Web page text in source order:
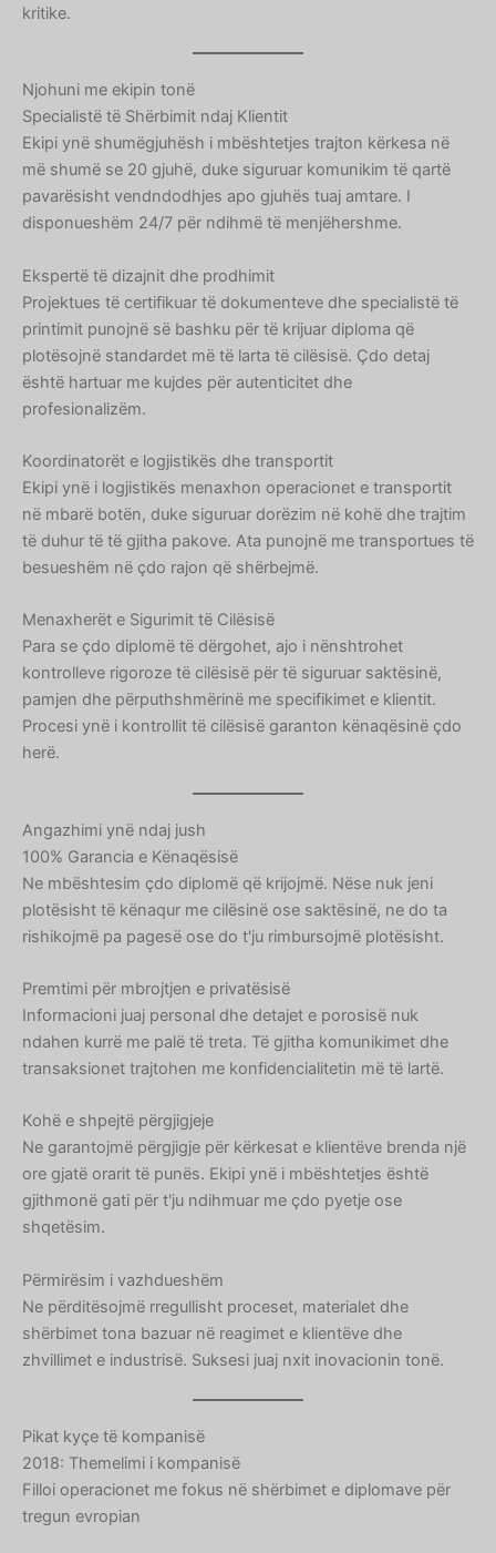
kritike.
Njohuni me ekipin tonë
Specialistë të Shërbimit ndaj Klientit
Ekipi ynë shumëgjuhësh i mbështetjes trajton kërkesa në
më shumë se 20 gjuhë, duke siguruar komunikim të qartë
pavarësisht vendndodhjes apo gjuhës tuaj amtare. I
disponueshëm 24/7 për ndihmë të menjëhershme.
Ekspertë të dizajnit dhe prodhimit
Projektues të certifikuar të dokumenteve dhe specialistë të
printimit punojnë së bashku për të krijuar diploma që
plotësojnë standardet më të larta të cilësisë. Çdo detaj
është hartuar me kujdes për autenticitet dhe
profesionalizëm.
Koordinatorët e logjistikës dhe transportit
Ekipi ynë i logjistikës menaxhon operacionet e transportit
në mbarë botën, duke siguruar dorëzim në kohë dhe trajtim
të duhur të të gjitha pakove. Ata punojnë me transportues të
besueshëm në çdo rajon që shërbejmë.
Menaxherët e Sigurimit të Cilësisë
Para se çdo diplomë të dërgohet, ajo i nënshtrohet
kontrolleve rigoroze të cilësisë për të siguruar saktësinë,
pamjen dhe përputhshmërinë me specifikimet e klientit.
Procesi ynë i kontrollit të cilësisë garanton kënaqësinë çdo
herë.
Angazhimi ynë ndaj jush
100% Garancia e Kënaqësisë
Ne mbështesim çdo diplomë që krijojmë. Nëse nuk jeni
plotësisht të kënaqur me cilësinë ose saktësinë, ne do ta
rishikojmë pa pagesë ose do t'ju rimbursojmë plotësisht.
Premtimi për mbrojtjen e privatësisë
Informacioni juaj personal dhe detajet e porosisë nuk
ndahen kurrë me palë të treta. Të gjitha komunikimet dhe
transaksionet trajtohen me konfidencialitetin më të lartë.
Kohë e shpejtë përgjigjeje
Ne garantojmë përgjigje për kërkesat e klientëve brenda një
ore gjatë orarit të punës. Ekipi ynë i mbështetjes është
gjithmonë gati për t'ju ndihmuar me çdo pyetje ose
shqetësim.
Përmirësim i vazhdueshëm
Ne përditësojmë rregullisht proceset, materialet dhe
shërbimet tona bazuar në reagimet e klientëve dhe
zhvillimet e industrisë. Suksesi juaj nxit inovacionin tonë.
Pikat kyçe të kompanisë
2018: Themelimi i kompanisë
Filloi operacionet me fokus në shërbimet e diplomave për
tregun evropian